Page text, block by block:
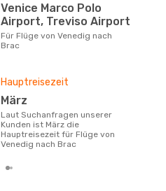
Venice Marco Polo
Airport, Treviso Airport
Für Flüge von Venedig nach
Brac
Hauptreisezeit
März
Laut Suchanfragen unserer
Kunden ist März die
Hauptreisezeit für Flüge von
Venedig nach Brac